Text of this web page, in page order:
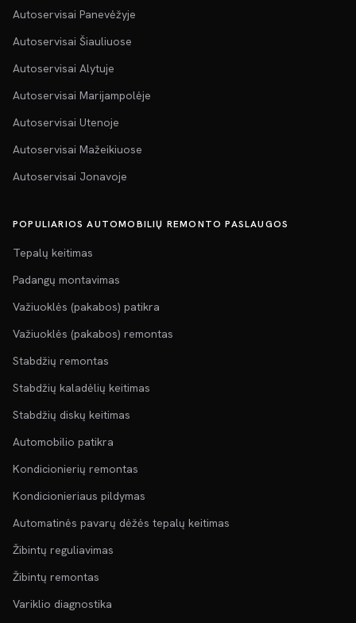
Autoservisai Panevėžyje
Autoservisai Šiauliuose
Autoservisai Alytuje
Autoservisai Marijampolėje
Autoservisai Utenoje
Autoservisai Mažeikiuose
Autoservisai Jonavoje
POPULIARIOS AUTOMOBILIŲ REMONTO PASLAUGOS
Tepalų keitimas
Padangų montavimas
Važiuoklės (pakabos) patikra
Važiuoklės (pakabos) remontas
Stabdžių remontas
Stabdžių kaladėlių keitimas
Stabdžių diskų keitimas
Automobilio patikra
Kondicionierių remontas
Kondicionieriaus pildymas
Automatinės pavarų dėžės tepalų keitimas
Žibintų reguliavimas
Žibintų remontas
Variklio diagnostika